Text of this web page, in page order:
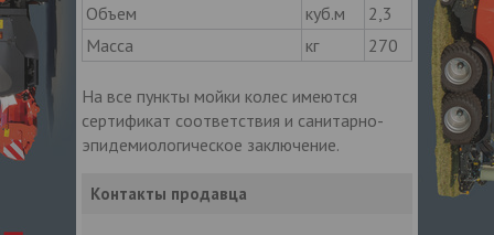
Объем
куб.м
2,3
Масса
кг 270
На все пункты мойки колес имеются
сертификат соответствия и санитарно-
эпидемиологическое заключение.
Контакты продавца